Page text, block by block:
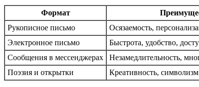
Формат
Рукописное письмо
Осязаемость,
Электронное письмо
Быстрота, удобство,
Сообщения в мессенджерах
Незамедлительность,
Поэзия и открытки
Креативность, символизм